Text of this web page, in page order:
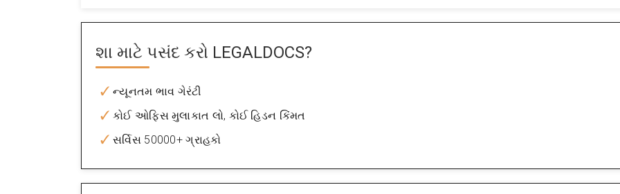
શા માટે પસંદ કરો LEGALDOCS?
ન્યૂનતમ ભાવ ગેરંટી
કોઈ ઓફિસ મુલાકાત લો, કોઈ હિડન કિંમત
સર્વિસ 50000+ ગ્રાહકો